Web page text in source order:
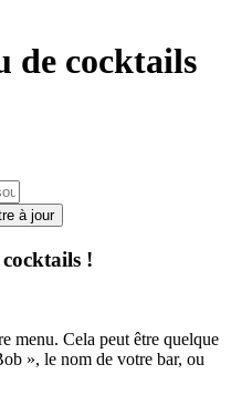
de cocktails
à jour
!
menu. Cela peut être quelque
», le nom de votre bar, ou